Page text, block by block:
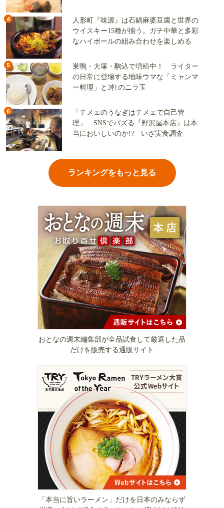
4
人形町『味源』は石鍋麻婆豆腐と世界の
ウイスキー15種が揃う。ガチ中華と多彩
なハイボールの組み合わせを楽しめる
5
巣鴨・大塚・駒込で増殖中！ ライター
の日常に登場する地味ウマな「ミャンマ
ー料理」と3軒のニラ玉
6
「テメェのうなぎはテメェで自己管
理」 SNSでバズる『野沢屋本店』は本
当においしいのか!? いざ実食調査
ランキングをもっと見る
おとなの週末編集部が全品試食して厳選した品
だけを販売する通販サイト
「本当に旨いラーメン」だけを日本のみならず